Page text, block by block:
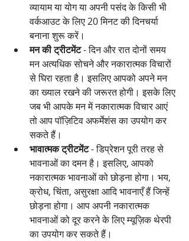
व्यायाम या योग या अपनी पसंद के किसी भी
वर्कआउट के लिए 20 मिनट की दिनचर्या
बनाना शुरू करें।
मन की ट्रीटमेंट - दिन और रात दोनों समय
मन अत्यधिक सोचने और नकारात्मक विचारों
से घिरा रहता है। इसलिए आपको अपने मन
का ख्याल रखने की जरूरत होगी। इसके लिए
जब भी आपके मन में नकारात्मक विचार आएं
तो आप पॉज़िटिव अफर्मेशंस का उपयोग कर
सकते हैं।
भावात्मक ट्रीटमेंट - डिप्रेशन पूरी तरह से
भावनाओं का दमन है। इसलिए, आपको
नकारात्मक भावनाओं को छोड़ना होगा। भय,
क्रोध, चिंता, असुरक्षा आदि भावनाएँ हैं जिन्हें
छोड़ना होगा। आप अपनी नकारात्मक
भावनाओं को दूर करने के लिए म्यूज़िक थेरपी
का उपयोग कर सकते हैं।